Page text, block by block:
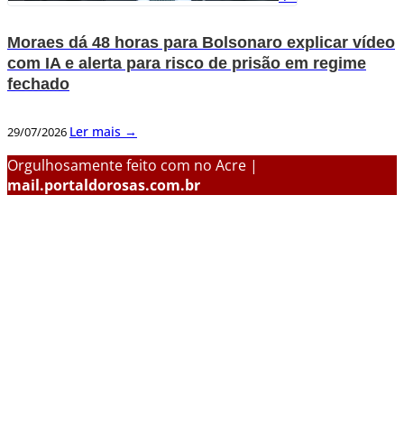
Moraes dá 48 horas para Bolsonaro explicar vídeo
com IA e alerta para risco de prisão em regime
fechado
29/07/2026 Ler mais →
Orgulhosamente feito com no Acre |
mail.portaldorosas.com.br